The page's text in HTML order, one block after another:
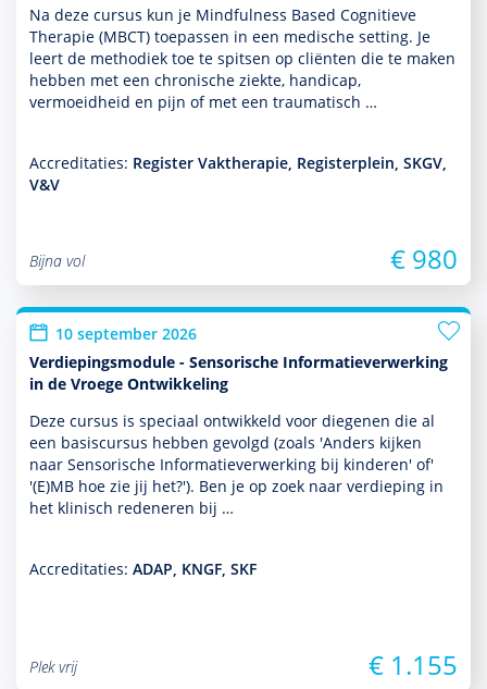
Na deze cursus kun je Mindfulness Based Cognitieve
Therapie (MBCT) toe­pas­sen in een medische setting. Je
leert de metho­diek toe te spitsen op cliënten die te maken
hebben met een chronische ziekte, handicap,
vermoeidheid en pijn of met een traumatisch …
Accreditaties: Register Vaktherapie, Registerplein, SKGV,
V&V
Bijna vol € 980
10 september 2026
Verdiepingsmodule - Sensorische Informatieverwerking
in de Vroege Ontwikkeling
Deze cursus is speciaal ontwik­keld voor diegenen die al
een basis­cursus hebben gevolgd (zoals 'Anders kijken
naar Sensorische Informatieverwerking bij kin­de­ren' of'
'(E)MB hoe zie jij het?'). Ben je op zoek naar verdieping in
het klinisch redeneren bij …
Accreditaties: ADAP, KNGF, SKF
Plek vrij € 1.155